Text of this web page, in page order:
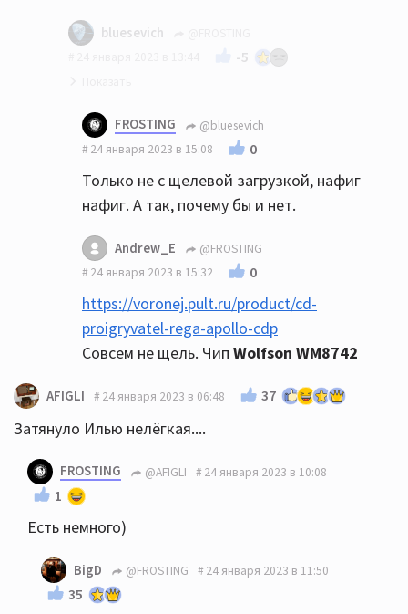
bluesevich
-5
Вот даже странно... В какой-то статье об
ЕСМ было упомянуто, что у них как раз
используются аппараты Примаре для
отслушивания результата.
FROSTING
@bluesevich
24 января 2023 в 15:08
0
Только не с щелевой загрузкой, нафиг
нафиг. А так, почему бы и нет.
Andrew_E
@FROSTING
24 января 2023 в 15:32
0
https://voronej.pult.ru/product/cd-
proigryvatel-rega-apollo-cdp
Совсем не щель. Чип Wolfson WM8742
AFIGLI 24 января 2023 в 06:48 37
Затянуло Илью нелёгкая....
FROSTING @AFIGLI 24 января 2023 в 10:08
1
Есть немного)
BigD @FROSTING 24 января 2023 в 11:50
35